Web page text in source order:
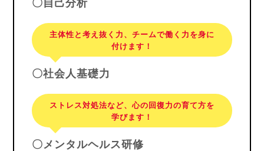
〇自己分析
主体性と考え抜く力、チームで働く力を身に
付けます！
〇社会人基礎力
ストレス対処法など、心の回復力の育て方を
学びます！
〇メンタルヘルス研修